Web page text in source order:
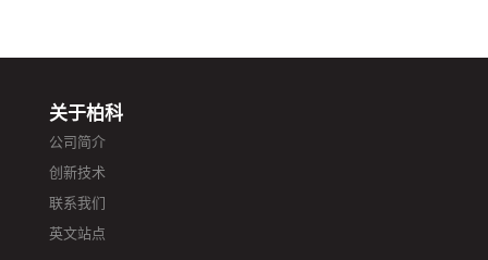
关于柏科
公司简介
创新技术
联系我们
英文站点